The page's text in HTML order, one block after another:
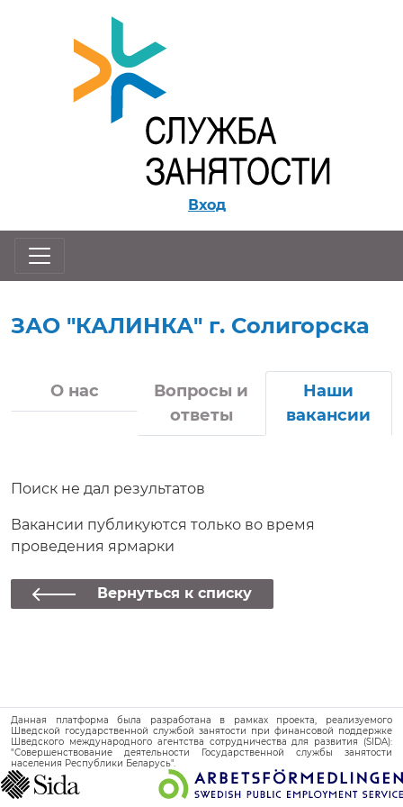
Вход
ЗАО "КАЛИНКА" г. Солигорска
О нас
Вопросы и
ответы
Наши
вакансии
Поиск не дал результатов
Вакансии публикуются только во время
проведения ярмарки
Вернуться к списку
Данная платформа была разработана в рамках проекта, реализуемого
Шведской государственной службой занятости при финансовой поддержке
Шведского международного агентства сотрудничества для развития (SIDA):
"Совершенствование деятельности Государственной службы занятости
населения Республики Беларусь".